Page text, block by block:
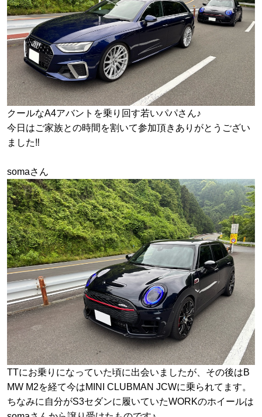
クールなA4アバントを乗り回す若いパパさん♪
今日はご家族との時間を割いて参加頂きありがとうござい
ました‼︎
somaさん
TTにお乗りになっていた頃に出会いましたが、その後はB
MW M2を経て今はMINI CLUBMAN JCWに乗られてます。
ちなみに自分がS3セダンに履いていたWORKのホイールは